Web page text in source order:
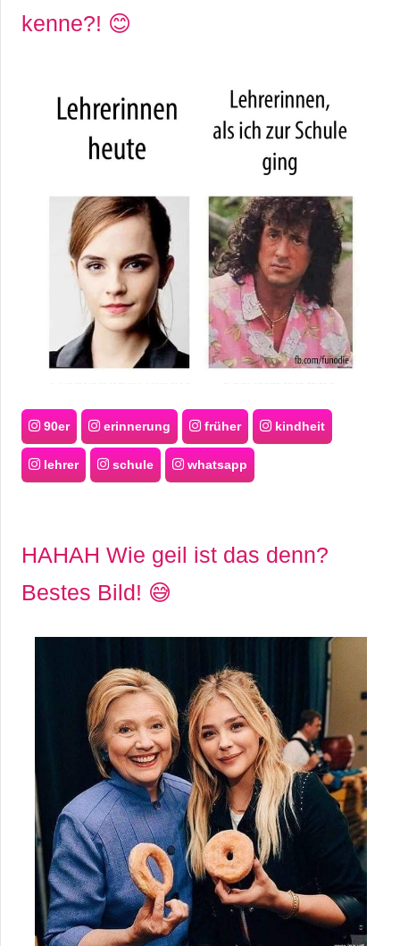
kenne?! 😊
90er erinnerung früher kindheit
lehrer schule whatsapp
HAHAH Wie geil ist das denn?
Bestes Bild! 😅